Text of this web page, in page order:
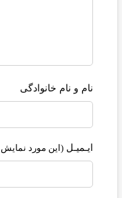
نام و نام خانوادگی
ایـمیـل (این مورد